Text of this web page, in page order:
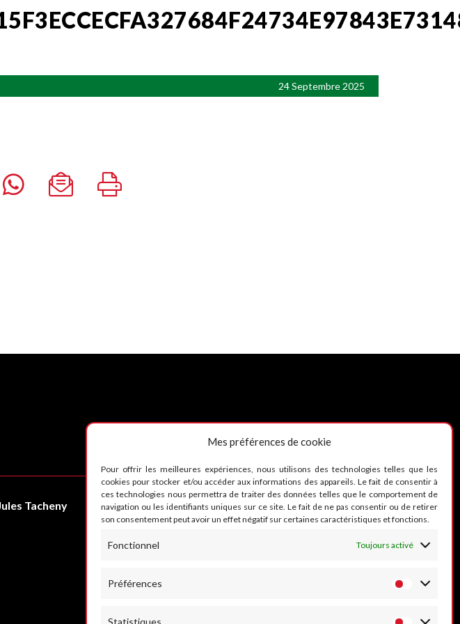
Mes préférences de cookie
Pour offrir les meilleures expériences, nous utilisons des technologies telles que les
cookies pour stocker et/ou accéder aux informations des appareils. Le fait de consentir à
ces technologies nous permettra de traiter des données telles que le comportement de
navigation ou les identifiants uniques sur ce site. Le fait de ne pas consentir ou de retirer
son consentement peut avoir un effet négatif sur certaines caractéristiques et fonctions.
Fonctionnel Toujours activé
Préférences
Statistiques
24 Septembre 2025
Tacheny